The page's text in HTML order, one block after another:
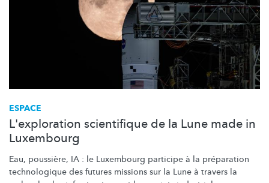
ESPACE
L'exploration scientifique de la Lune made in
Luxembourg
Eau, poussière, IA : le Luxembourg participe à la préparation
technologique des futures missions sur la Lune à travers la